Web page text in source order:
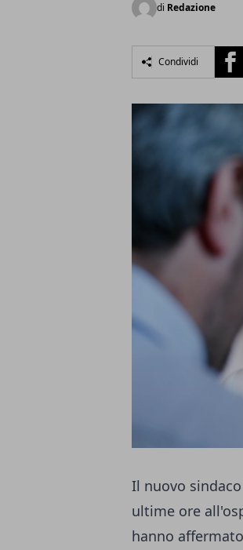
di Redazione
Condividi
Il nuovo
ultime ore
hanno